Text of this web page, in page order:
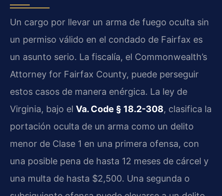
Un cargo por llevar un arma de fuego oculta sin
un permiso válido en el condado de Fairfax es
un asunto serio. La fiscalía, el Commonwealth’s
Attorney for Fairfax County, puede perseguir
estos casos de manera enérgica. La ley de
Virginia, bajo el Va. Code § 18.2-308, clasifica la
portación oculta de un arma como un delito
menor de Clase 1 en una primera ofensa, con
una posible pena de hasta 12 meses de cárcel y
una multa de hasta $2,500. Una segunda o